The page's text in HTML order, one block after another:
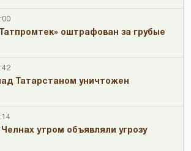
оштрафован за грубые
Татарстаном уничтожен
утром объявляли угрозу